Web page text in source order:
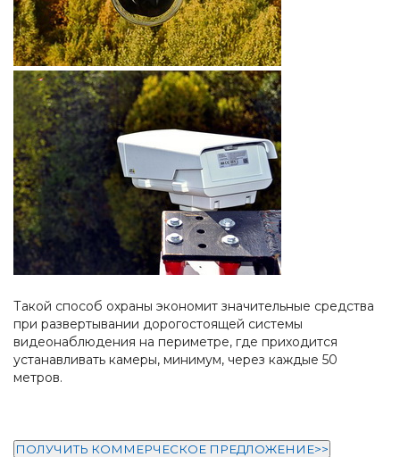
Такой способ охраны экономит значительные средства
при развертывании дорогостоящей системы
видеонаблюдения на периметре, где приходится
устанавливать камеры, минимум, через каждые 50
метров.
ПОЛУЧИТЬ КОММЕРЧЕСКОЕ ПРЕДЛОЖЕНИЕ>>